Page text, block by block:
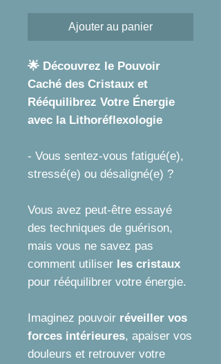
Ajouter au panier
🌟 Découvrez le Pouvoir
Caché des Cristaux et
Rééquilibrez Votre Énergie
avec la Lithoréflexologie
- Vous sentez-vous fatigué(e),
stressé(e) ou désaligné(e) ?
Vous avez peut-être essayé
des techniques de guérison,
mais vous ne savez pas
comment utiliser les cristaux
pour rééquilibrer votre énergie.
Imaginez pouvoir réveiller vos
forces intérieures, apaiser vos
douleurs et retrouver votre